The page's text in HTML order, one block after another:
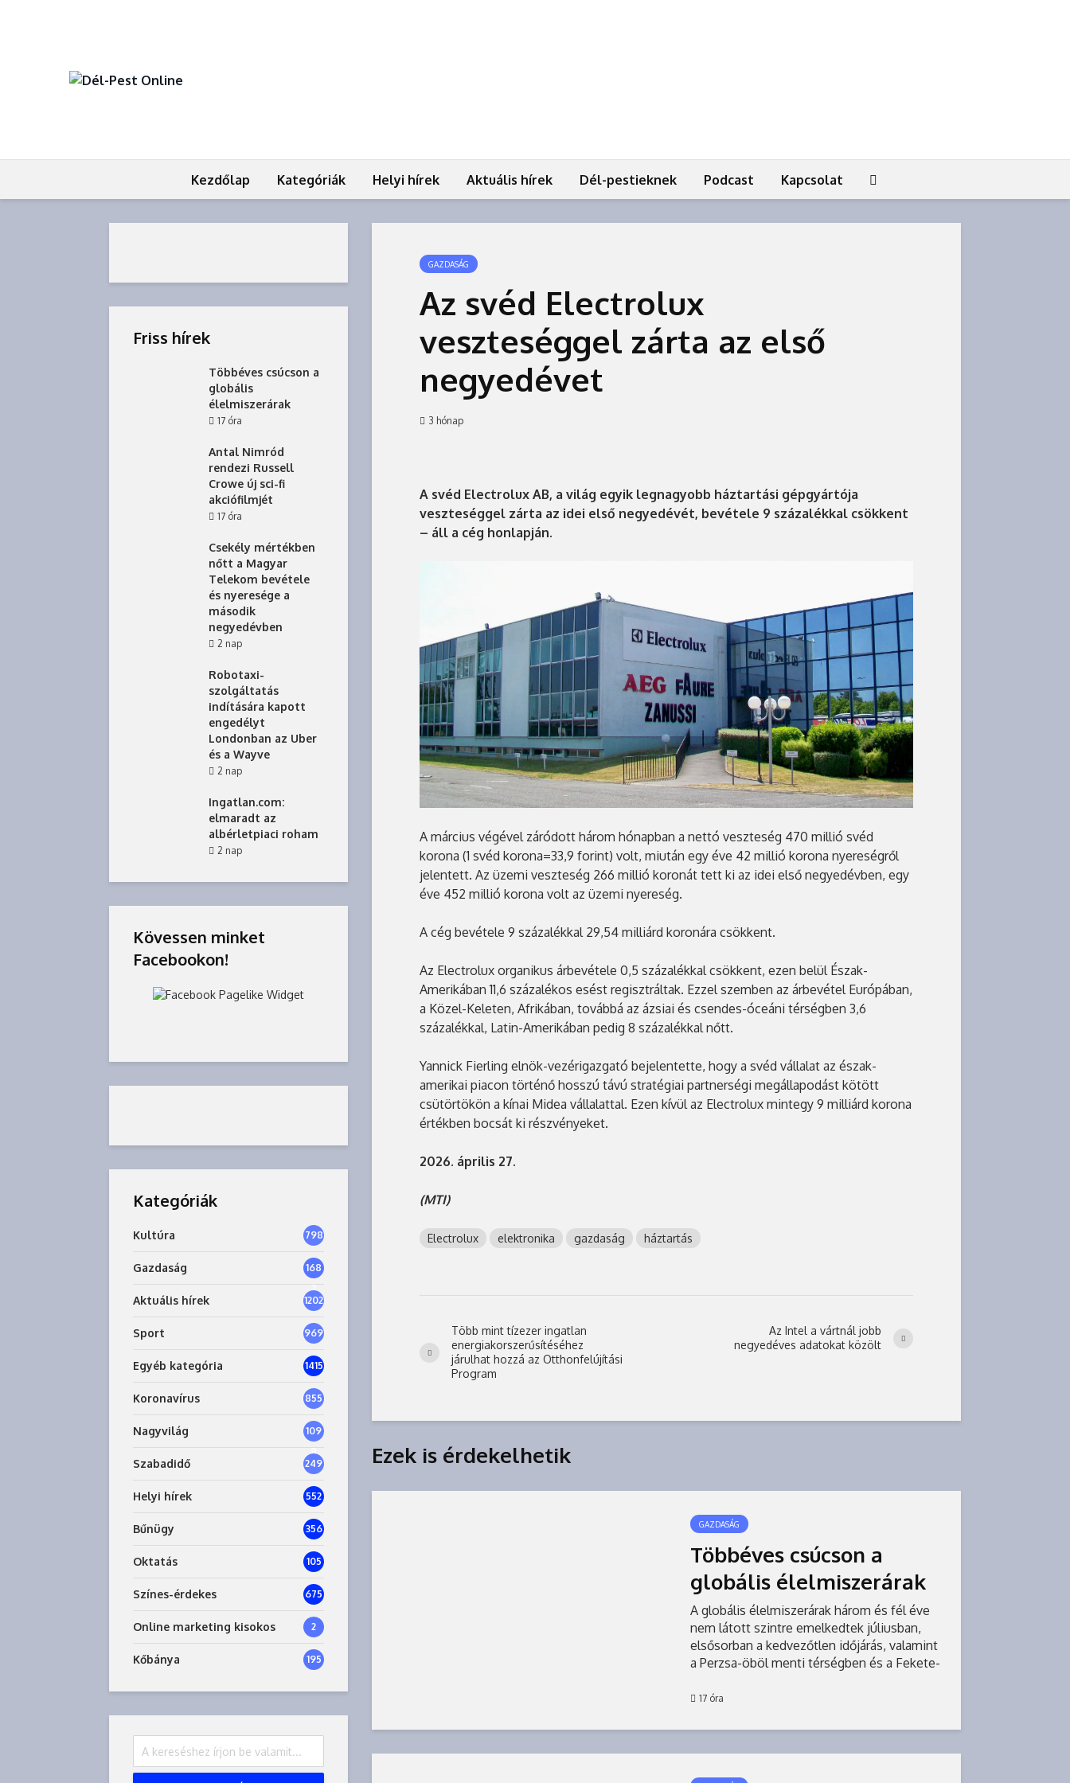
Kezdőlap Kategóriák Helyi hírek Aktuális hírek Dél-pestieknek Podcast Kapcsolat
GAZDASÁG
Az svéd Electrolux
veszteséggel zárta az első
negyedévet
3 hónap
A svéd Electrolux AB, a világ egyik legnagyobb háztartási gépgyártója
veszteséggel zárta az idei első negyedévét, bevétele 9 százalékkal csökkent
– áll a cég honlapján.
A március végével záródott három hónapban a nettó veszteség 470 millió svéd
korona (1 svéd korona=33,9 forint) volt, miután egy éve 42 millió korona nyereségről
jelentett. Az üzemi veszteség 266 millió koronát tett ki az idei első negyedévben, egy
éve 452 millió korona volt az üzemi nyereség.
A cég bevétele 9 százalékkal 29,54 milliárd koronára csökkent.
Az Electrolux organikus árbevétele 0,5 százalékkal csökkent, ezen belül Észak-
Amerikában 11,6 százalékos esést regisztráltak. Ezzel szemben az árbevétel Európában,
a Közel-Keleten, Afrikában, továbbá az ázsiai és csendes-óceáni térségben 3,6
százalékkal, Latin-Amerikában pedig 8 százalékkal nőtt.
Yannick Fierling elnök-vezérigazgató bejelentette, hogy a svéd vállalat az észak-
amerikai piacon történő hosszú távú stratégiai partnerségi megállapodást kötött
csütörtökön a kínai Midea vállalattal. Ezen kívül az Electrolux mintegy 9 milliárd korona
értékben bocsát ki részvényeket.
2026. április 27.
(MTI)
Electrolux elektronika gazdaság háztartás
Több mint tízezer ingatlan
energiakorszerűsítéséhez
járulhat hozzá az Otthonfelújítási
Program
Az Intel a vártnál jobb
negyedéves adatokat közölt
Ezek is érdekelhetik
GAZDASÁG
Többéves csúcson a
globális élelmiszerárak
A globális élelmiszerárak három és fél éve
nem látott szintre emelkedtek júliusban,
elsősorban a kedvezőtlen időjárás, valamint
a Perzsa-öböl menti térségben és a Fekete-
–...17 óra
Friss hírek
Többéves csúcson a
globális
élelmiszerárak
17 óra
Antal Nimród
rendezi Russell
Crowe új sci-fi
akciófilmjét
17 óra
Csekély mértékben
nőtt a Magyar
Telekom bevétele
és nyeresége a
második
negyedévben
2 nap
Robotaxi-
szolgáltatás
indítására kapott
engedélyt
Londonban az Uber
és a Wayve
2 nap
Ingatlan.com:
elmaradt az
albérletpiaci roham
2 nap
Kövessen minket
Facebookon!
Kategóriák
Kultúra 798
Gazdaság
168
7
Aktuális hírek 1202
Sport 969
Egyéb kategória 1415
Koronavírus 855
Nagyvilág
109
8
Szabadidő 249
Helyi hírek 552
Bűnügy 356
Oktatás 105
Színes-érdekes 675
Online marketing kisokos 2
Kőbánya 195